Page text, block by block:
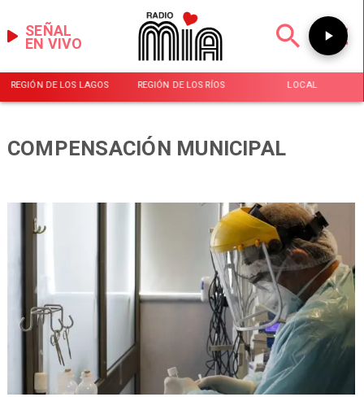
EN VIVO
SEÑAL
REGIÓN DE LOS LAGOS REGIÓN DE LOS RÍOS LOCAL
COMPENSACIÓN MUNICIPAL